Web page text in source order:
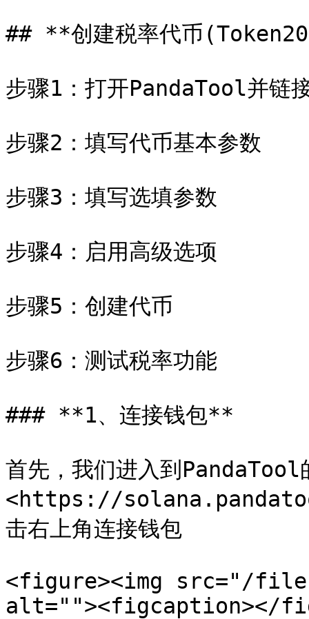
## **创建税率代币
步骤1：打开PandaTool并链
步骤2：填写代币基本参数
步骤3：填写选填参数
步骤4：启用高级选项
步骤5：创建代币
步骤6：测试税率功能
### **1、连接钱包**
首先，我们进入到PandaTool
<https://
击右上角连接钱包
<figure><img src="/files/
alt=""><figcaption></